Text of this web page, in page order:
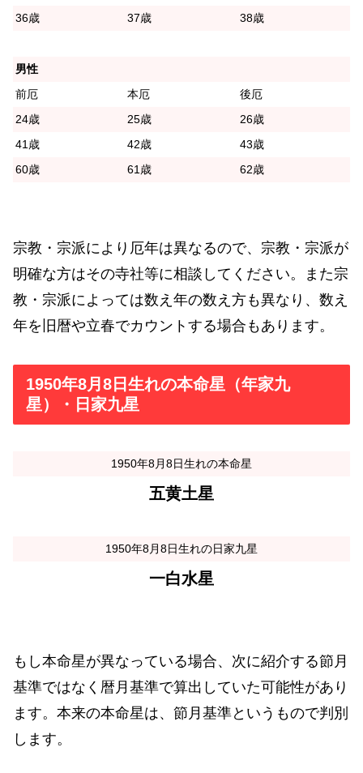
36歳
37歳 38歳
男性
前厄
本厄
後厄
24歳
25歳
26歳
41歳
42歳
43歳
60歳
61歳 62歳
宗教・宗派により厄年は異なるので、宗教・宗派が
明確な方はその寺社等に相談してください。また宗
教・宗派によっては数え年の数え方も異なり、数え
年を旧暦や立春でカウントする場合もあります。
1950年8月8日生れの本命星（年家九
星）・日家九星
1950年8月8日生れの本命星
五黄土星
1950年8月8日生れの日家九星
一白水星
もし本命星が異なっている場合、次に紹介する節月
基準ではなく暦月基準で算出していた可能性があり
ます。本来の本命星は、節月基準というもので判別
します。